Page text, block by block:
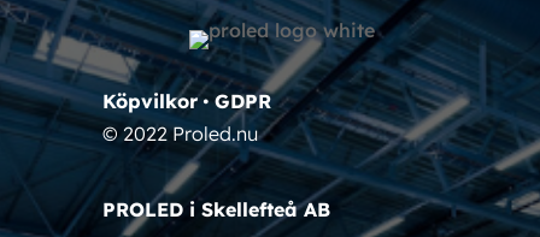
Köpvilkor•GDPR
© 2022 Proled.nu
PROLED i Skellefteå AB